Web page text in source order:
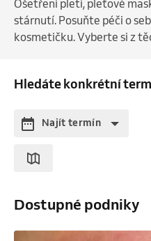
Ošetření pleti, pleťové
stárnutí. Posuňte péči o
kosmetičku. Vyberte si z
Hledáte konkrétní
Najít termín
Dostupné podniky